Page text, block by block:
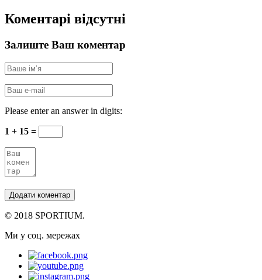
Коментарі відсутні
Залиште Ваш коментар
Please enter an answer in digits:
1 + 15 =
© 2018 SPORTIUM.
Ми у соц. мережах